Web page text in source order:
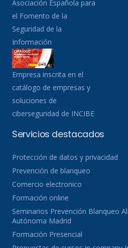
Asociación Española para
el Fomento de la
Seguridad de la
Información
Empresa inscrita en el
catálogo de empresas y
soluciones de
ciberseguridad de INCIBE
Servicios destacados
Protección de datos y privacidad
Prevención de blanqueo
Comercio electronico
Formación online
Seminarios Prevención Blanqueo
Autónoma Madrid
Formación Presencial